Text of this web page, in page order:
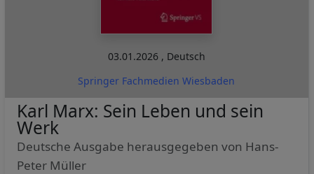
03.01.2026 , Deutsch
Springer Fachmedien Wiesbaden
Karl Marx: Sein Leben und sein
Werk
Deutsche Ausgabe herausgegeben von Hans-
Peter Müller